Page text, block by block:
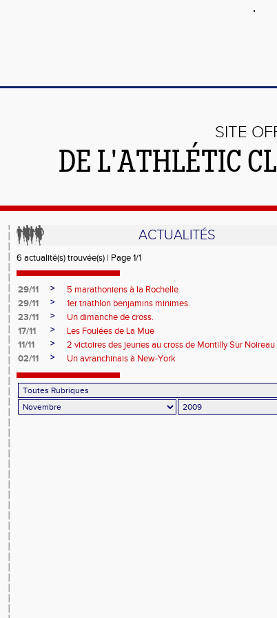
SITE
DE L'ATHLÉTIC
ACTUALITÉS
6 actualité(s) trouvée(s) | Page 1/1
29/11 >
5 marathoniens à la Rochelle
29/11
>
1er triathlon benjamins minimes.
23/11
>
Un dimanche de cross.
17/11
>
Les Foulées de La Mue
11/11
>
2 victoires des jeunes au cross de Montilly Sur Noireau
02/11
> Un avranchinais à New-York